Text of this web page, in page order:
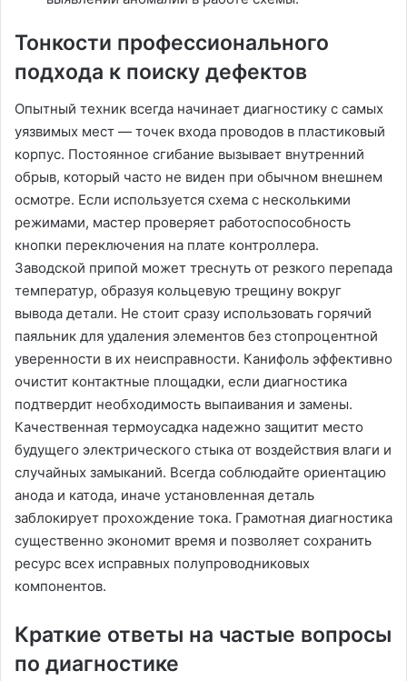
Тонкости профессионального
подхода к поиску дефектов
Опытный техник всегда начинает диагностику с самых
уязвимых мест — точек входа проводов в пластиковый
корпус. Постоянное сгибание вызывает внутренний
обрыв, который часто не виден при обычном внешнем
осмотре. Если используется схема с несколькими
режимами, мастер проверяет работоспособность
кнопки переключения на плате контроллера.
Заводской припой может треснуть от резкого перепада
температур, образуя кольцевую трещину вокруг
вывода детали. Не стоит сразу использовать горячий
паяльник для удаления элементов без стопроцентной
уверенности в их неисправности. Канифоль эффективно
очистит контактные площадки, если диагностика
подтвердит необходимость выпаивания и замены.
Качественная термоусадка надежно защитит место
будущего электрического стыка от воздействия влаги и
случайных замыканий. Всегда соблюдайте ориентацию
анода и катода, иначе установленная деталь
заблокирует прохождение тока. Грамотная диагностика
существенно экономит время и позволяет сохранить
ресурс всех исправных полупроводниковых
компонентов.
Краткие ответы на частые вопросы
по диагностике